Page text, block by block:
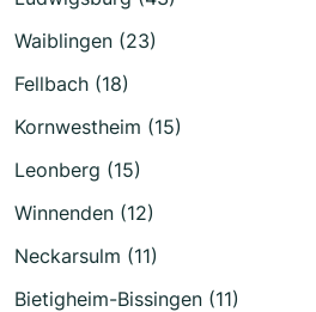
Waiblingen (23)
Fellbach (18)
Kornwestheim (15)
Leonberg (15)
Winnenden (12)
Neckarsulm (11)
Bietigheim-Bissingen (11)